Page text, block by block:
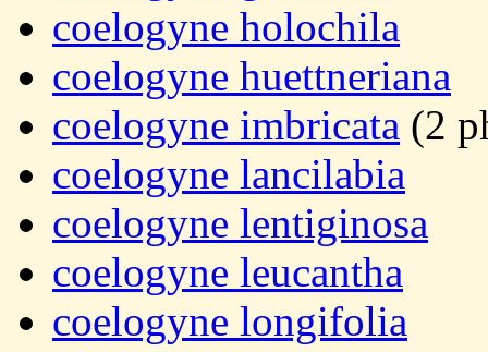
coelogyne holochila
coelogyne huettneriana
coelogyne imbricata (2
coelogyne lancilabia
coelogyne lentiginosa
coelogyne leucantha
coelogyne longifolia